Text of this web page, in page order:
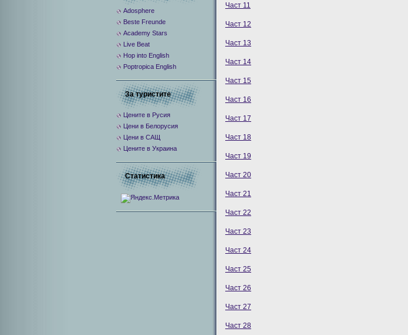
Част 11
Част 12
Част 13
Част 14
Част 15
Част 16
Част 17
Част 18
Част 19
Част 20
Част 21
Част 22
Част 23
Част 24
Част 25
Част 26
Част 27
Част 28
Adosphere
Beste Freunde
Academy Stars
Live Beat
Hop into English
Poptropica English
За туристите
Цените в Русия
Цени в Белорусия
Цени в САЩ
Цените в Украина
Статистика